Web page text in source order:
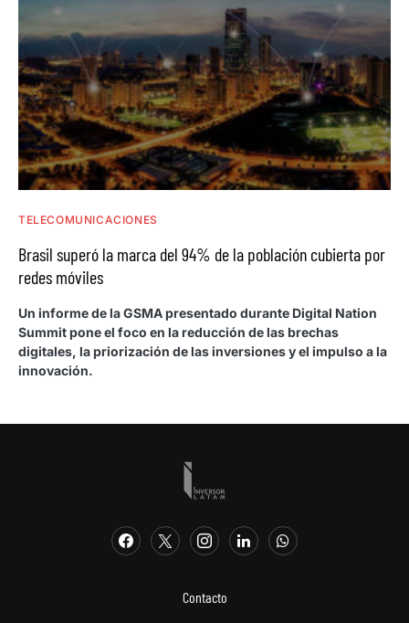
TELECOMUNICACIONES
Brasil superó la marca del 94% de la población cubierta por
redes móviles
Un informe de la GSMA presentado durante Digital Nation
Summit pone el foco en la reducción de las brechas
digitales, la priorización de las inversiones y el impulso a la
innovación.
Contacto